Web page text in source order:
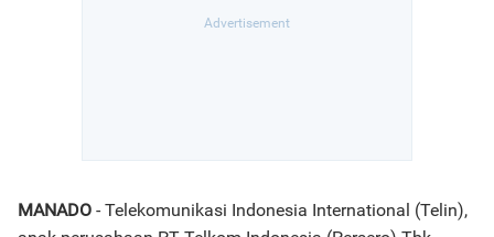
MANADO - Telekomunikasi Indonesia International (Telin),